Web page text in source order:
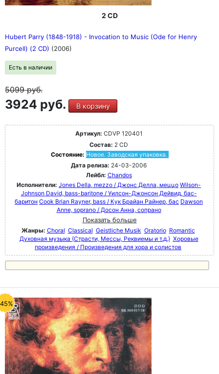
2 CD
Hubert Parry (1848-1918) - Invocation to Music (Ode for Henry
Purcell) (2 CD) (2006)
Есть в наличии
5099руб.
3924 руб. В корзину
Артикул: CDVP 120401
Состав: 2 CD
Состояние: Новое. Заводская упаковка.
Дата релиза: 24-03-2006
Лейбл: Chandos
Исполнители: Jones Della, mezzo / Джонс Делла, меццо Wilson-
Johnson David, bass-baritone / Уилсон-Джонсон Дейвид, бас-
баритон Cook Brian Rayner, bass / Кук Брайан Райнер, бас Dawson
Anne, soprano / Досон Анна, сопрано
Показать больше
Жанры: Choral Classical Geistliche Musik Oratorio Romantic
Духовная музыка (Страсти, Мессы, Реквиемы и т.д.) Хоровые
произведения / Произведения для хора и солистов